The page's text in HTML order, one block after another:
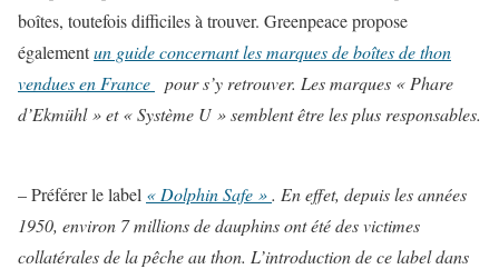
boîtes, toutefois difficiles à trouver. Greenpeace propose
égalementun guide concernant les marques de boîtes de thon
vendues en France
pour s’y retrouver. Les marques « Phare
d’Ekmühl » et « Système U » semblent être les plus responsables.
– Préférer le label « Dolphin Safe ». En effet, depuis les années
1950, environ 7 millions de dauphins ont été des victimes
collatérales de la pêche au thon. L’introduction de ce label dans